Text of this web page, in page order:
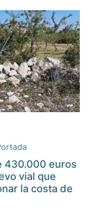
430.000 euros
vial que
la costa de